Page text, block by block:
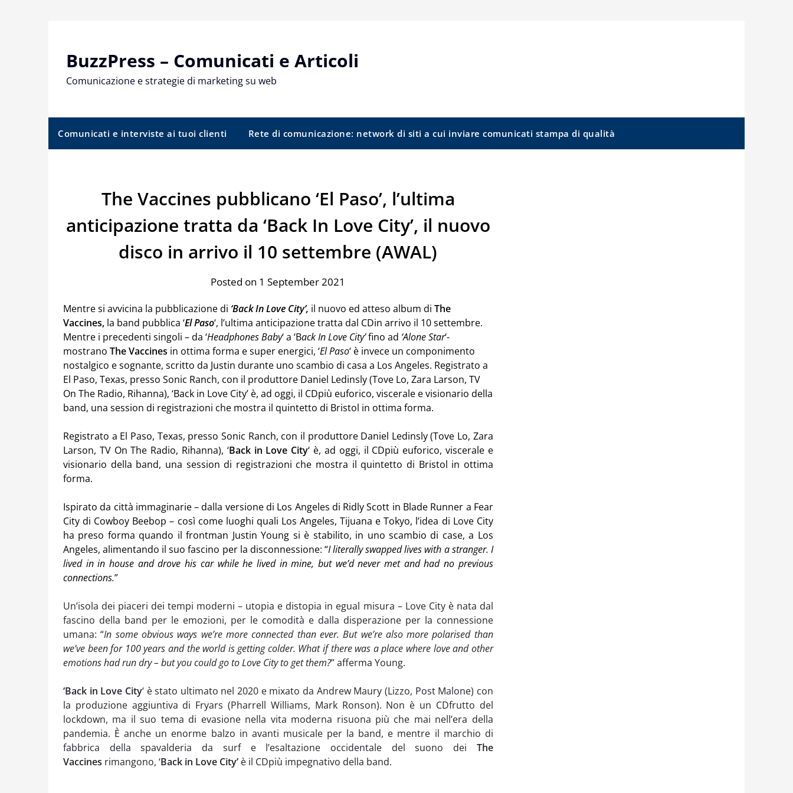
BuzzPress – Comunicati e Articoli
Comunicazione e strategie di marketing su web
Comunicati e interviste ai tuoi clienti Rete di comunicazione: network di siti a cui inviare comunicati stampa di qualità
The Vaccines pubblicano ‘El Paso’, l’ultima
anticipazione tratta da ‘Back In Love City’, il nuovo
disco in arrivo il 10 settembre (AWAL)
Posted on 1 September 2021
Mentre si avvicina la pubblicazione di ‘Back In Love City’, il nuovo ed atteso album di The
Vaccines, la band pubblica ‘El Paso‘, l’ultima anticipazione tratta dal CDin arrivo il 10 settembre.
Mentre i precedenti singoli – da ‘Headphones Baby‘ a ‘Back In Love City’fino ad ‘Alone Star‘-
mostrano The Vaccines in ottima forma e super energici, ‘El Paso‘ è invece un componimento
nostalgico e sognante, scritto da Justin durante uno scambio di casa a Los Angeles. Registrato a
El Paso, Texas, presso Sonic Ranch, con il produttore Daniel Ledinsly (Tove Lo, Zara Larson, TV
On The Radio, Rihanna), ‘Back in Love City’ è, ad oggi, il CDpiù euforico, viscerale e visionario della
band, una session di registrazioni che mostra il quintetto di Bristol in ottima forma.
Registrato a El Paso, Texas, presso Sonic Ranch, con il produttore Daniel Ledinsly (Tove Lo, Zara
Larson, TV On The Radio, Rihanna), ‘Back in Love City‘ è, ad oggi, il CDpiù euforico, viscerale e
visionario della band, una session di registrazioni che mostra il quintetto di Bristol in ottima
forma.
Ispirato da città immaginarie – dalla versione di Los Angeles di Ridly Scott in Blade Runner a Fear
City di Cowboy Beebop – così come luoghi quali Los Angeles, Tijuana e Tokyo, l’idea di Love City
ha preso forma quando il frontman Justin Young si è stabilito, in uno scambio di case, a Los
Angeles, alimentando il suo fascino per la disconnessione: “I literally swapped lives with a stranger. I
lived in in house and drove his car while he lived in mine, but we’d never met and had no previous
connections.”
Un’isola dei piaceri dei tempi moderni – utopia e distopia in egual misura – Love City è nata dal
fascino della band per le emozioni, per le comodità e dalla disperazione per la connessione
umana: “In some obvious ways we’re more connected than ever. But we’re also more polarised than
we’ve been for 100 years and the world is getting colder. What if there was a place where love and other
emotions had run dry – but you could go to Love City to get them?” afferma Young.
‘Back in Love City‘ è stato ultimato nel 2020 e mixato da Andrew Maury (Lizzo, Post Malone) con
la produzione aggiuntiva di Fryars (Pharrell Williams, Mark Ronson). Non è un CDfrutto del
lockdown, ma il suo tema di evasione nella vita moderna risuona più che mai nell’era della
pandemia. È anche un enorme balzo in avanti musicale per la band, e mentre il marchio di
fabbrica della spavalderia da surf e l’esaltazione occidentale del suono dei The
Vaccines rimangono, ‘Back in Love City’ è il CDpiù impegnativo della band.